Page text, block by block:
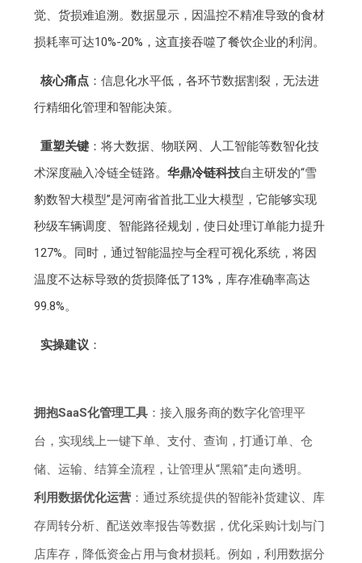
觉、货损难追溯。数据显示，因温控不精准导致的食材
损耗率可达10%-20%，这直接吞噬了餐饮企业的利润。
核心痛点：信息化水平低，各环节数据割裂，无法进
行精细化管理和智能决策。
重塑关键：将大数据、物联网、人工智能等数智化技
术深度融入冷链全链路。华鼎冷链科技自主研发的“雪
豹数智大模型”是河南省首批工业大模型，它能够实现
秒级车辆调度、智能路径规划，使日处理订单能力提升
127%。同时，通过智能温控与全程可视化系统，将因
温度不达标导致的货损降低了13%，库存准确率高达
99.8%。
实操建议 ：
拥抱SaaS化管理工具 ：接入服务商的数字化管理平
台，实现线上一键下单、支付、查询，打通订单、仓
储、运输、结算全流程，让管理从“黑箱”走向透明。
利用数据优化运营 ：通过系统提供的智能补货建议、库
存周转分析、配送效率报告等数据，优化采购计划与门
店库存，降低资金占用与食材损耗。例如，利用数据分